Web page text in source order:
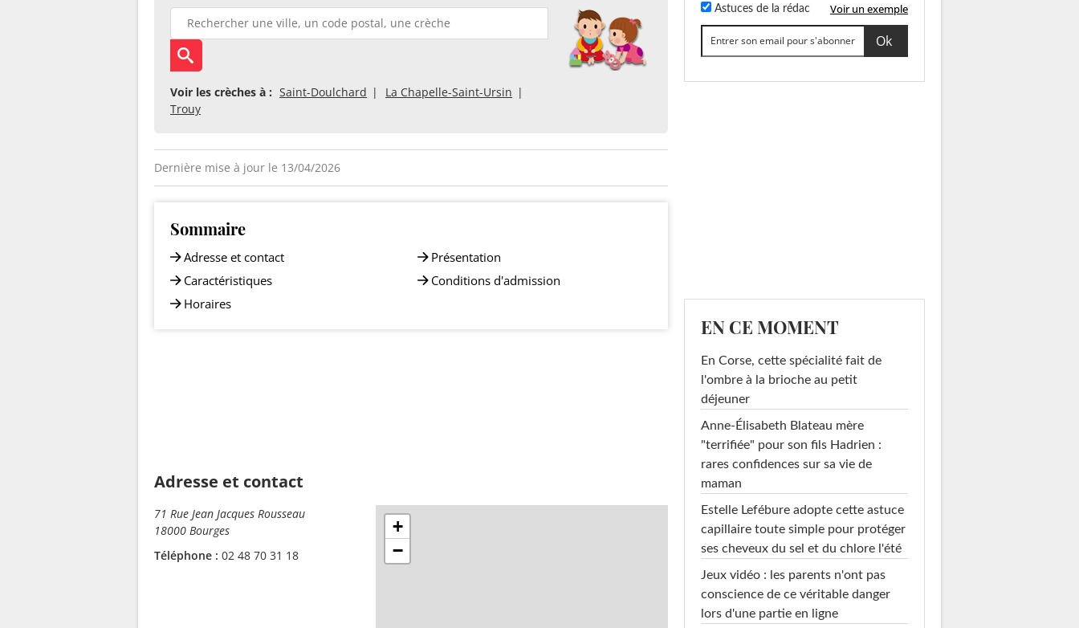
Voir les crèches à : Saint-Doulchard
La Chapelle-Saint-Ursin
Trouy
Dernière mise à jour le 13/04/2026
Sommaire
Adresse et contact
Caractéristiques
Horaires
Présentation
Conditions d'admission
Adresse et contact
71 Rue Jean Jacques Rousseau
18000 Bourges
Téléphone : 02 48 70 31 18
+
−
Astuces de la rédac Voir un exemple
EN CE MOMENT
En Corse, cette spécialité fait de
l'ombre à la brioche au petit
déjeuner
Anne-Élisabeth Blateau mère
"terrifiée" pour son fils Hadrien :
rares confidences sur sa vie de
maman
Estelle Lefébure adopte cette astuce
capillaire toute simple pour protéger
ses cheveux du sel et du chlore l'été
Jeux vidéo : les parents n'ont pas
conscience de ce véritable danger
lors d'une partie en ligne